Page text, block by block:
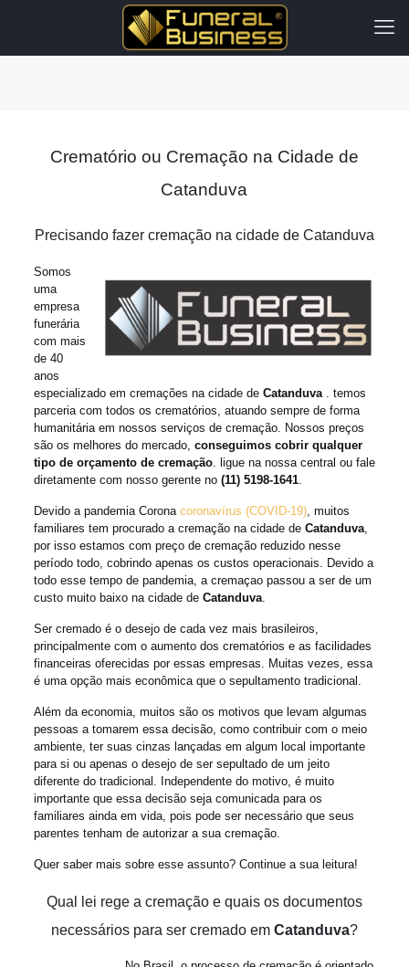
Crematório ou Cremação na Cidade de
Catanduva
Precisando fazer cremação na cidade de Catanduva
Somos
uma
empresa
funerária
com mais
de 40
anos
especializado em cremações na cidade de Catanduva. temos
parceria com todos os crematórios, atuando sempre de forma
humanitária em nossos serviços de cremação. Nossos preços
são os melhores do mercado, conseguimos cobrir qualquer
tipo de orçamento de cremação. ligue na nossa central ou fale
diretamente com nosso gerente no (11) 5198-1641.
Devido a pandemia Corona coronavírus (COVID-19), muitos
familiares tem procurado a cremação na cidade de Catanduva,
por isso estamos com preço de cremação reduzido nesse
período todo, cobrindo apenas os custos operacionais. Devido a
todo esse tempo de pandemia, a cremaçao passou a ser de um
custo muito baixo na cidade de Catanduva.
Ser cremado é o desejo de cada vez mais brasileiros,
principalmente com o aumento dos crematórios e as facilidades
financeiras oferecidas por essas empresas. Muitas vezes, essa
é uma opção mais econômica que o sepultamento tradicional.
Além da economia, muitos são os motivos que levam algumas
pessoas a tomarem essa decisão, como contribuir com o meio
ambiente, ter suas cinzas lançadas em algum local importante
para si ou apenas o desejo de ser sepultado de um jeito
diferente do tradicional. Independente do motivo, é muito
importante que essa decisão seja comunicada para os
familiares ainda em vida, pois pode ser necessário que seus
parentes tenham de autorizar a sua cremação.
Quer saber mais sobre esse assunto? Continue a sua leitura!
Qual lei rege a cremação e quais os documentos
necessários para ser cremado em Catanduva?